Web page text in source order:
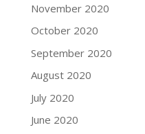
November 2020
October 2020
September 2020
August 2020
July 2020
June 2020